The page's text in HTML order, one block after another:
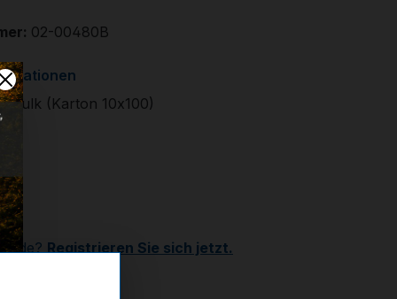
02-00480B
Bulk (Karton 10x100)
Registrieren Sie sich jetzt.